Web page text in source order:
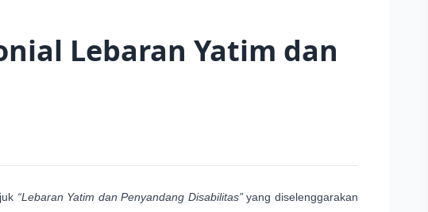
Lebaran Yatim dan
“Lebaran Yatim dan Penyandang Disabilitas”yang diselenggarakan